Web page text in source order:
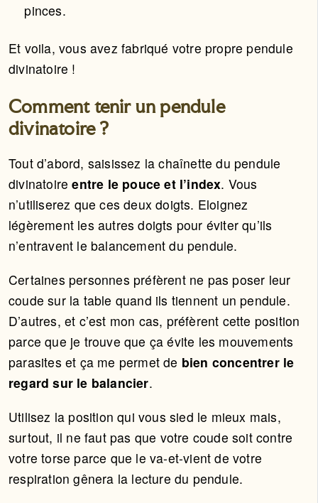
pinces.
Et voila, vous avez fabriqué votre propre pendule
divinatoire !
Comment tenir un pendule
divinatoire ?
Tout d’abord, saisissez la chaînette du pendule
divinatoireentre le pouce et l’index. Vous
n’utiliserez que ces deux doigts. Eloignez
légèrement les autres doigts pour éviter qu’ils
n’entravent le balancement du pendule.
Certaines personnes préfèrent ne pas poser leur
coude sur la table quand ils tiennent un pendule.
D’autres, et c’est mon cas, préfèrent cette position
parce que je trouve que ça évite les mouvements
parasites et ça me permet de bien concentrer le
regard sur le balancier.
Utilisez la position qui vous sied le mieux mais,
surtout, il ne faut pas que votre coude soit contre
votre torse parce que le va-et-vient de votre
respiration gênera la lecture du pendule.